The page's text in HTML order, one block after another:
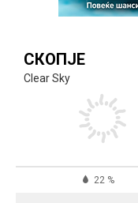
СКОПЈЕ
Clear Sky
22 %